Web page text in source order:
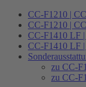
CC-F1210 |
CC-F1210 |
CC-F1410 LF
CC-F1410 LF
zu CC-
zu CC-